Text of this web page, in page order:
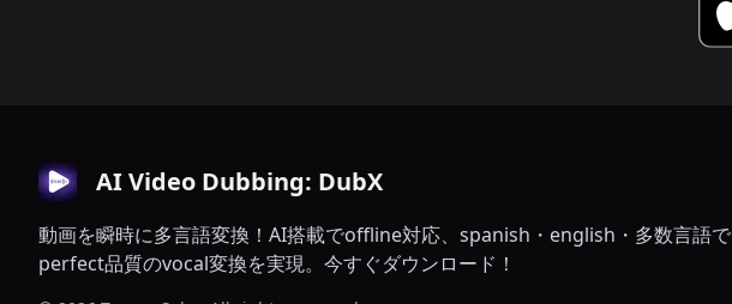
AI Video Dubbing: DubX
動画を瞬時に多言語変換！AI搭載でoffline対応、spanish・english・多数言語で
perfect品質のvocal変換を実現。今すぐダウンロード！